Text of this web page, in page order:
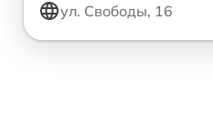
ул. Свободы, 16